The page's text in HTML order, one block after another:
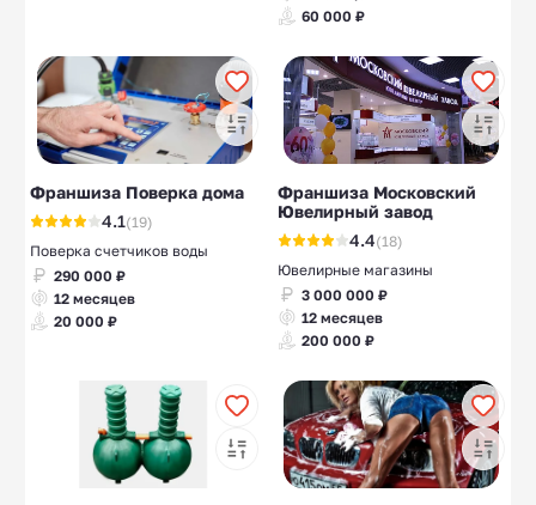
60 000 ₽
Франшиза Поверка дома
4.1(19)
Поверка счетчиков воды
290 000 ₽
12 месяцев
20 000 ₽
Франшиза Московский
Ювелирный завод
4.4(18)
Ювелирные магазины
3 000 000 ₽
12 месяцев
200 000 ₽